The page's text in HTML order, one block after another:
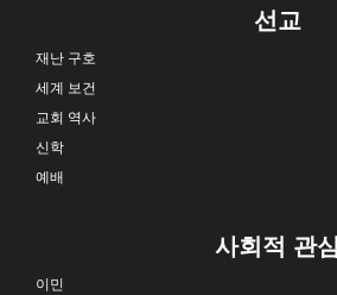
선교
재난 구호
세계 보건
교회 역사
신학
예배
사회적 관심
이민